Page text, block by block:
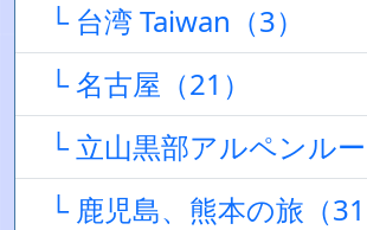
└ 台湾 Taiwan（3）
└ 名古屋（21）
└ 立山黒部アルペンルー
└ 鹿児島、熊本の旅（31